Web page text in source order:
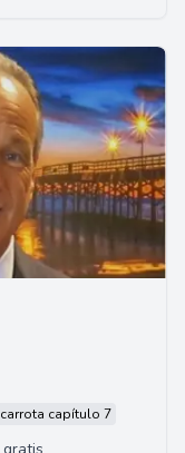
capítulo 7